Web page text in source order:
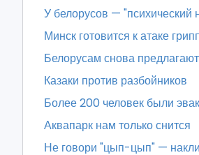
У белорусов — "психический
Минск готовится к атаке
Белорусам снова
Казаки против разбойников
Более 200 человек были
Аквапарк нам только снится
Не говори "цып-цып" —